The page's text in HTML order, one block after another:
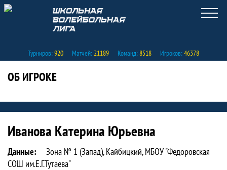
Турниров:920 Матчей:21189 Команд:8518 Игроков:46378
ОБ ИГРОКЕ
Статистика игрока Иванова
Иванова Катерина Юрьевна
Данные:
Зона № 1 (Запад), Кайбицкий, МБОУ "Федоровская
СОШ им.Е.Г.Тутаева"